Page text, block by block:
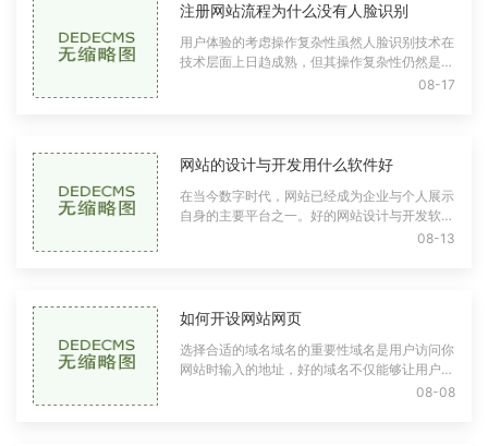
注册网站流程为什么没有人脸识别
用户体验的考虑操作复杂性虽然人脸识别技术在
技术层面上日趋成熟，但其操作复杂性仍然是用
户体验的重要考量因素。注册过程如果需要用户
08-17
网站的设计与开发用什么软件好
在当今数字时代，网站已经成为企业与个人展示
自身的主要平台之一。好的网站设计与开发软件
能够帮助用户快速且高效地建立功能强大、外观
08-13
如何开设网站网页
选择合适的域名域名的重要性域名是用户访问你
网站时输入的地址，好的域名不仅能够让用户容
易记住，还能提升品牌形象。选择一个简洁、有
08-08